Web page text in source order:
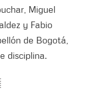
Miguel
y Fabio
de Bogotá,
disciplina.